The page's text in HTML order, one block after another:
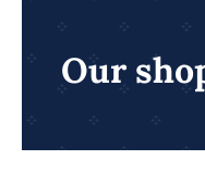
BaPsy Rechner
Our